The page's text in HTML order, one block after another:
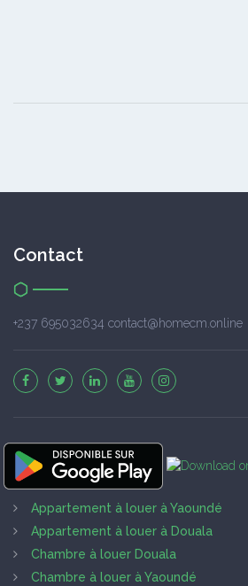
Contact
+237 695032634 contact@homecm.online
Appartement à louer à Yaoundé
Appartement à louer à Douala
Chambre à louer Douala
Chambre à louer à Yaoundé